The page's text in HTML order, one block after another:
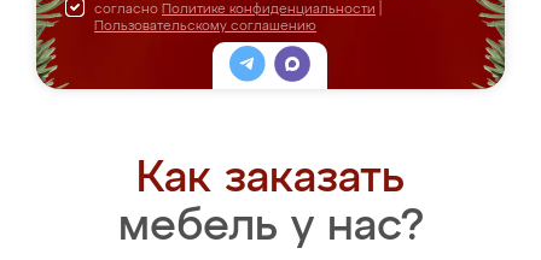
согласно Политике конфиденциальности
Пользовательскому соглашению
Как заказать
мебель у нас?